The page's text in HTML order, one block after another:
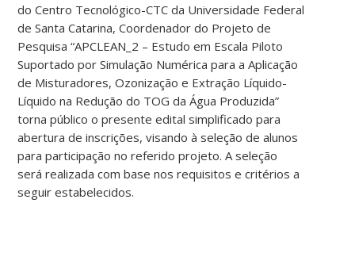
do Centro Tecnológico-CTC da Universidade Federal
de Santa Catarina, Coordenador do Projeto de
Pesquisa “APCLEAN_2 – Estudo em Escala Piloto
Suportado por Simulação Numérica para a Aplicação
de Misturadores, Ozonização e Extração Líquido-
Líquido na Redução do TOG da Água Produzida”
torna público o presente edital simplificado para
abertura de inscrições, visando à seleção de alunos
para participação no referido projeto. A seleção
será realizada com base nos requisitos e critérios a
seguir estabelecidos.